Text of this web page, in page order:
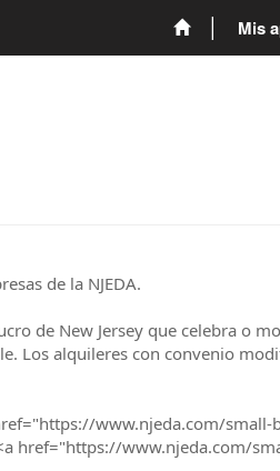
Mis
de la NJEDA.
de New Jersey que celebra o
Los alquileres con convenio
www.njeda.com/
href="https://www.njeda.com/